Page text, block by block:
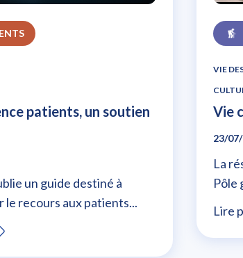
patients, un soutien
un guide destiné à
recours aux patients...
VIE
Vie
23/
La
Pôle
Lire